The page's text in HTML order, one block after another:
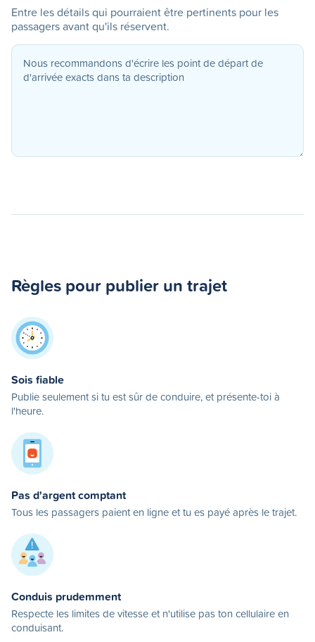
Entre les détails qui pourraient être pertinents pour les
passagers avant qu'ils réservent.
Règles pour publier un trajet
Sois fiable
Publie seulement si tu est sûr de conduire, et présente-toi à
l'heure.
Pas d'argent comptant
Tous les passagers paient en ligne et tu es payé après le trajet.
Conduis prudemment
Respecte les limites de vitesse et n'utilise pas ton cellulaire en
conduisant.